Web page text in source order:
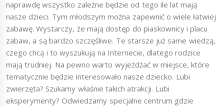
naprawdę wszystko zależne będzie od tego ile lat mają
nasze dzieci. Tym młodszym można zapewnić o wiele łatwiej
zabawę. Wystarczy, że mają dostęp do piaskownicy i placu
zabaw, a są bardzo szczęśliwe. Te starsze już same wiedzą,
czego chcą i to wyszukują na Internecie, dlatego rodzice
mają trudniej. Na pewno warto wyjeżdżać w miejsce, które
tematycznie będzie interesowało nasze dziecko. Lubi
zwierzęta? Szukamy właśnie takich atrakcji. Lubi
eksperymenty? Odwiedzamy specjalne centrum gdzie